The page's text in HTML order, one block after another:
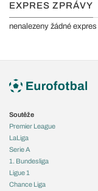
EXPRES ZPRÁVY
nenalezeny žádné
Soutěže
Premier League
LaLiga
Serie A
1. Bundesliga
Ligue 1
Chance Liga